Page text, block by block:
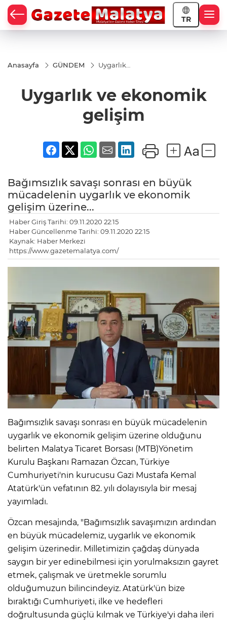
TR
Anasayfa GÜNDEM
Uygarlık
Uygarlık ve ekonomik
gelişim
Bağımsızlık savaşı sonrası en büyük
mücadelenin uygarlık ve ekonomik
gelişim üzerine...
Haber Giriş Tarihi: 09.11.2020 22:15
Haber Güncellenme Tarihi: 09.11.2020 22:15
Kaynak: Haber Merkezi
https://www.gazetemalatya.com/
Bağımsızlık savaşı sonrası en büyük mücadelenin
uygarlık ve ekonomik gelişim üzerine olduğunu
belirten Malatya Ticaret Borsası (MTB)Yönetim
Kurulu Başkanı Ramazan Özcan, Türkiye
Cumhuriyeti'nin kurucusu Gazi Mustafa Kemal
Atatürk'ün vefatının 82. yılı dolayısıyla bir mesaj
yayımladı.
Özcan mesajında, "Bağımsızlık savaşımızın ardından
en büyük mücadelemiz, uygarlık ve ekonomik
gelişim üzerinedir. Milletimizin çağdaş dünyada
saygın bir yer edinebilmesi için yorulmaksızın gayret
etmek, çalışmak ve üretmekle sorumlu
olduğumuzun bilincindeyiz. Atatürk'ün bize
bıraktığı Cumhuriyeti, ilke ve hedefleri
doğrultusunda güçlü kılmak ve Türkiye'yi daha ileri